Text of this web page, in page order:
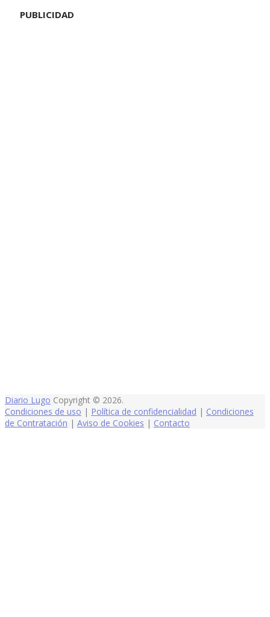
PUBLICIDAD
Diario Lugo Copyright © 2026.
Condiciones de uso | Política de confidencialidad | Condiciones
de Contratación | Aviso de Cookies | Contacto